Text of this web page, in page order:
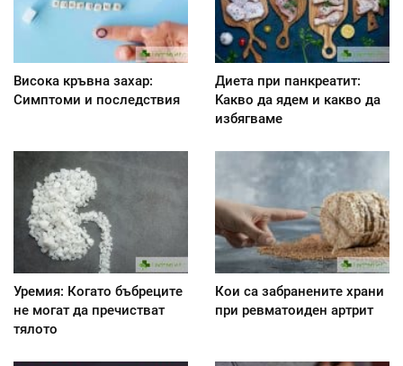
Висока кръвна захар:
Симптоми и последствия
Диета при панкреатит:
Kакво да ядем и какво да
избягваме
Уремия: Когато бъбреците
не могат да пречистват
тялото
Кои са забранените храни
при ревматоиден артрит